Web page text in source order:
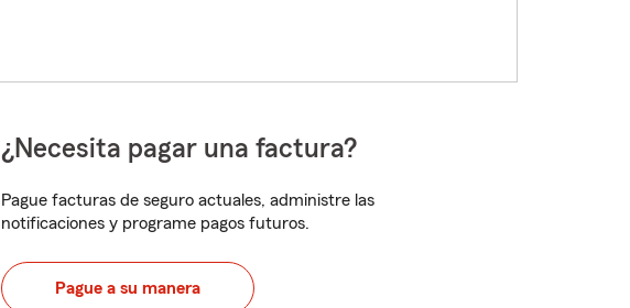
¿Necesita pagar una factura?
Pague facturas de seguro actuales, administre las
notificaciones y programe pagos futuros.
Pague a su manera